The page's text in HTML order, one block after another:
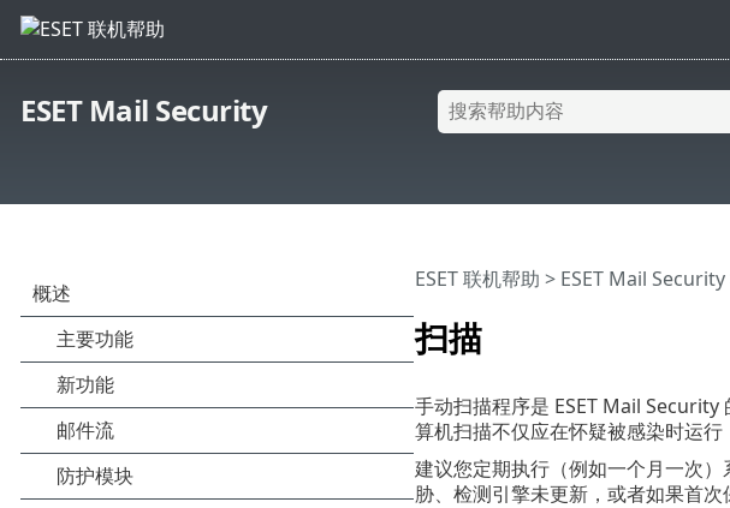
ESET Mail Security
扫描
ESET 联机帮助 > ESET Mail Security
手动扫描程序是 ESET Mail
算机扫描不仅应在怀疑被感染时运行
建议您定期执行（例如一个月一次
胁、检测引擎未更新，或者如果首次